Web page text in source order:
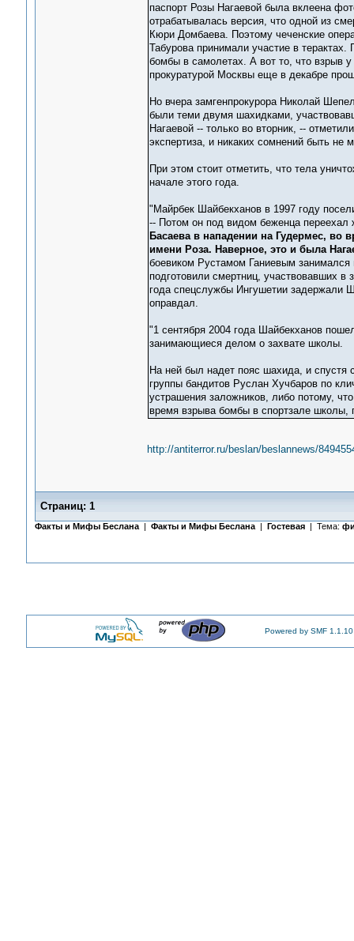
паспорт Розы Нагаевой была вклеена
отрабатывалась версия, что одной из
Кюри Домбаева. Поэтому чеченские
Табурова принимали участие в
бомбы в самолетах. А вот то, что взрыв
прокуратурой Москвы еще в декабре
Но вчера замгенпрокурора Николай
были теми двумя шахидками,
Нагаевой -- только во вторник, --
экспертиза, и никаких сомнений быть не
При этом стоит отметить, что тела
начале этого года.
"Майрбек Шайбекханов в 1997 году
-- Потом он под видом беженца
Басаева в нападении на Гудермес, во
имени Роза. Наверное, это и была
боевиком Рустамом Ганиевым занимался
подготовили смертниц, участвовавших
года спецслужбы Ингушетии задержали
оправдал.
"1 сентября 2004 года Шайбекханов
занимающиеся делом о захвате школы.
На ней был надет пояс шахида, и спустя
группы бандитов Руслан Хучбаров по
устрашения заложников, либо потому,
время взрыва бомбы в спортзале школы,
http://antiterror.ru/beslan/beslannews/
Страниц: 1
Факты и Мифы Беслана| Факты и Мифы Беслана| Гостевая | Тема:
Powered by SMF 1.1.10